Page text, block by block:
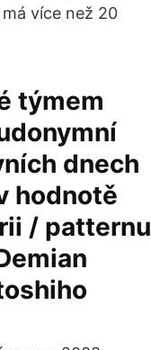
více než 20
týmem
dnech
hodnotě
/ patternu